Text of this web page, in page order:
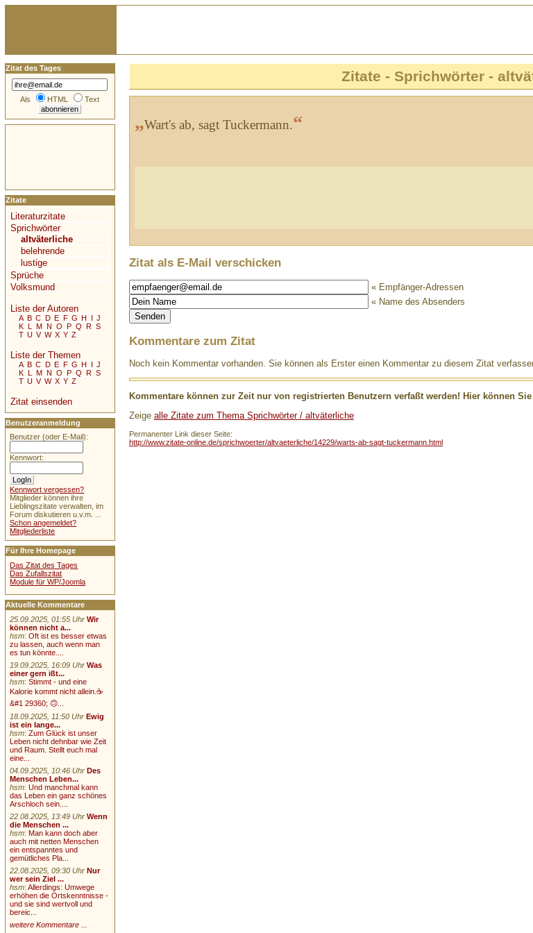
Zitate - Sprichwörter -
„Wart's ab, sagt Tuckermann.“
Zitat als E-Mail verschicken
« Empfänger-Adressen
« Name des Absenders
Kommentare zum Zitat
Noch kein Kommentar vorhanden. Sie können als Erster einen Kommentar zu diesem Zitat
Kommentare können zur Zeit nur von registrierten Benutzern verfaßt werden! Hier können
Zeige alle Zitate zum Thema Sprichwörter / altväterliche
Permanenter Link dieser Seite:
http://www.zitate-online.de/sprichwoerter/altvaeterliche/14229/warts-ab-sagt-tuckermann.html
Zitat des Tages
Als HTML Text
Zitate
Literaturzitate
Sprichwörter
altväterliche
belehrende
lustige
Sprüche
Volksmund
Liste der Autoren
A B C D E F G H I J
K L M N O P Q R S
T U V W X Y Z
Liste der Themen
A B C D E F G H I J
K L M N O P Q R S
T U V W X Y Z
Zitat einsenden
Benutzeranmeldung
Benutzer (oder E-Mail):
Kennwort:
Kennwort vergessen?
Mitglieder können ihre
Lieblingszitate verwalten, im
Forum diskutieren u.v.m. ...
Schon angemeldet?
Mitgliederliste
Für Ihre Homepage
Das Zitat des Tages
Das Zufallszitat
Module für WP/Joomla
Aktuelle Kommentare
25.09.2025, 01:55 Uhr Wir
können nicht a...
hsm:Oft ist es besser etwas
zu lassen, auch wenn man
es tun könnte....
19.09.2025, 16:09 Uhr Was
einer gern ißt...
hsm:Stimmt - und eine
Kalorie kommt nicht allein.☕
&#1 29360; 🙃...
18.09.2025, 11:50 Uhr Ewig
ist ein lange...
hsm:Zum Glück ist unser
Leben nicht dehnbar wie Zeit
und Raum. Stellt euch mal
eine...
04.09.2025, 10:46 Uhr Des
Menschen Leben...
hsm:Und manchmal kann
das Leben ein ganz schönes
Arschloch sein....
22.08.2025, 13:49 Uhr Wenn
die Menschen ...
hsm:Man kann doch aber
auch mit netten Menschen
ein entspanntes und
gemütliches Pla...
22.08.2025, 09:30 Uhr Nur
wer sein Ziel ...
hsm:Allerdings: Umwege
erhöhen die Ortskenntnisse -
und sie sind wertvoll und
bereic...
weitere Kommentare ...